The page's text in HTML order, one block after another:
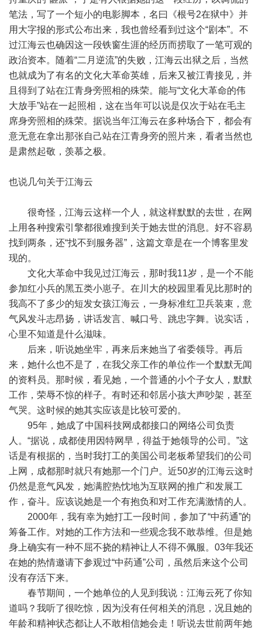
笔法，写了一个短小的电影脚本，名曰《根号2在狱中》并
用大字报的形式公布出来，我也曾经看到过这个“剧本”。不
过江海云也确因这一段铁窗生涯的经历而捞取了一笔可观的
政治资本。随着“二月逆流”的失败，江海云出狱之后，当然
也就成为了有名的文化大革命英雄，后来又被江青接见，并
且得到了站在江青身旁照相的殊荣。能与“文化大革命的伟
大放手”站在一起照相，这在当年可以说是仅次于站在毛主
席身旁照相的殊荣。据说当年江海云在多种场合下，都会有
意无意在拿出那张自己站在江青身旁的照片来，看者当然也
是肃然起敬，羡慕之极。
也说几句关于江海云
很奇怪，江海云这样一个人，就这样默默的去世，在网
上用各种搜索引擎都很难搜到关于她去世的消息。好不容易
找到两条，还“找不到服务器”，这篇文章是在一个博客里发
现的。
文化大革命中我见过江海云，那时我11岁，是一个不能
参加红小兵的黑五类小崽子。在川大的校园里看见比那时的
我高不了多少的短发女孩江海云，一身标准红卫兵装束，意
气风发斗志昂扬，讲话发言、喊口号、跳忠字舞。说实话，
心里不知道是什么滋味。
后来，听说她坐牢，再来后来她当了省委领导。再后
来，她什么也不是了，在我父亲工作的单位作一个默默无闻
的资料员。那时候，看见她，一个普通的小个子女人，默默
工作，荣辱不惊的样子。有时还和邻居小孩大声吵架，甚至
气哭。这时候的她其实应该是比较可爱的。
95年，她成了中国科技网成都接口的网络公司负责
人。“据说，成都使用因特网早，得益于她领导的公司。”这
话是有根据的，当时我打工的美国公司老板希望我们的公司
上网，成都那时就只有她那一个门户。近50岁的江海云这时
仍然是意气风发，她满腔热忱地为互联网的推广和发展工
作，奋斗。应该说她是一个有抱负和对工作充满激情的人。
2000年，我有幸为她打工一段时间，参加了“中药通”的
筹备工作。对她的工作方法和一些观念我不敢恭维。但是她
身上确实有一种不屈不挠的精神让人不得不佩服。03年我还
在她的热情邀请下参观过“中药通”公司，虽然后来这个公司
没有存活下来。
春节期间，一个她单位的人见到我说：江海云死了你知
道吗？我听了很吃惊，因为没有任何相关的消息，况且她的
年龄和精神状态都让人不敢相信她会走！听说去世前两年她